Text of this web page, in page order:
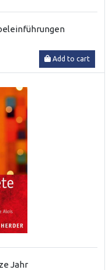
Add to cart
Jahr